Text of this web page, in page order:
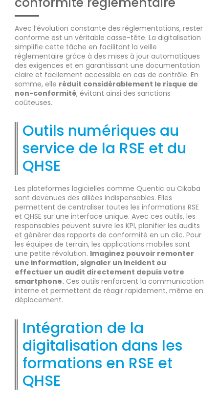
Avec l’évolution constante des réglementations, rester
conforme est un véritable casse-tête. La digitalisation
simplifie cette tâche en facilitant la veille
réglementaire grâce à des mises à jour automatiques
des exigences et en garantissant une documentation
claire et facilement accessible en cas de contrôle. En
somme, elle réduit considérablement le risque de
non-conformité, évitant ainsi des sanctions
coûteuses.
Outils numériques au
service de la RSE et du
QHSE
Les plateformes logicielles comme Quentic ou Cikaba
sont devenues des alliées indispensables. Elles
permettent de centraliser toutes les informations RSE
et QHSE sur une interface unique. Avec ces outils, les
responsables peuvent suivre les KPI, planifier les audits
et générer des rapports de conformité en un clic. Pour
les équipes de terrain, les applications mobiles sont
une petite révolution. Imaginez pouvoir remonter
une information, signaler un incident ou
effectuer un audit directement depuis votre
smartphone. Ces outils renforcent la communication
interne et permettent de réagir rapidement, même en
déplacement.
Intégration de la
digitalisation dans les
formations en RSE et
QHSE